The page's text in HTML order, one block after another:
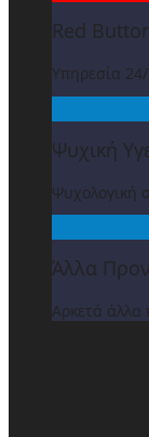
Red
Υπηρεσία
Ψυχική
Ψυχολογική
Άλλα
Αρκετά άλλα